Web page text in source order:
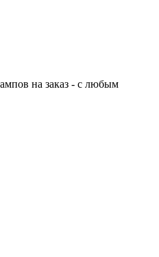
на заказ - с любым